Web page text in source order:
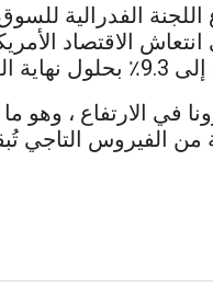
الفدرالية
الاقتصاد
الارتفاع ، وهو ما
من الفيروس